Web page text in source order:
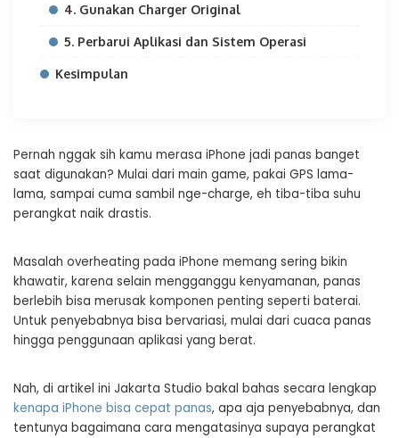
4. Gunakan Charger Original
5. Perbarui Aplikasi dan Sistem Operasi
Kesimpulan
Pernah nggak sih kamu merasa iPhone jadi panas banget
saat digunakan? Mulai dari main game, pakai GPS lama-
lama, sampai cuma sambil nge-charge, eh tiba-tiba suhu
perangkat naik drastis.
Masalah overheating pada iPhone memang sering bikin
khawatir, karena selain mengganggu kenyamanan, panas
berlebih bisa merusak komponen penting seperti baterai.
Untuk penyebabnya bisa bervariasi, mulai dari cuaca panas
hingga penggunaan aplikasi yang berat.
Nah, di artikel ini Jakarta Studio bakal bahas secara lengkap
kenapa iPhone bisa cepat panas, apa aja penyebabnya, dan
tentunya bagaimana cara mengatasinya supaya perangkat